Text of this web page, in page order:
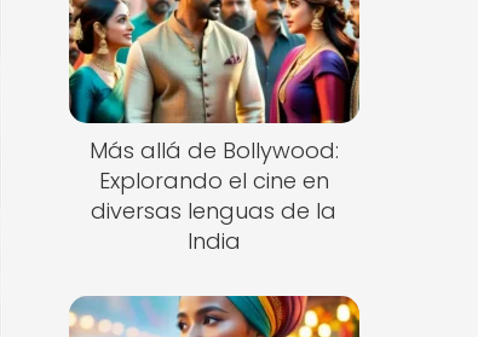
Más allá de Bollywood:
Explorando el cine en
diversas lenguas de la
India